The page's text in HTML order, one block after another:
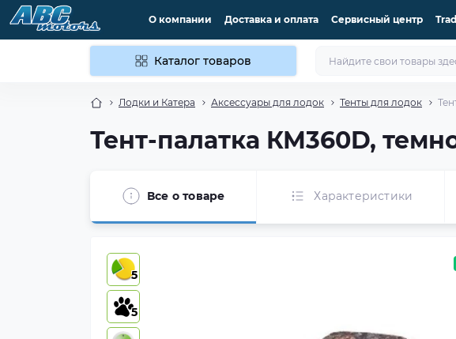
О компании Доставка и оплата Сервисный центр
Каталог товаров
Лодки и Катера Аксессуары для лодок Тенты для лодок
Тент-палатка КМ360D,
Все о товаре Характеристики
5
5